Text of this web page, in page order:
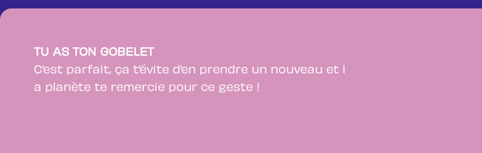
TU AS TON GOBELET
C’est parfait, ça t’évite d’en prendre un nouveau et l
a planète te remercie pour ce geste !